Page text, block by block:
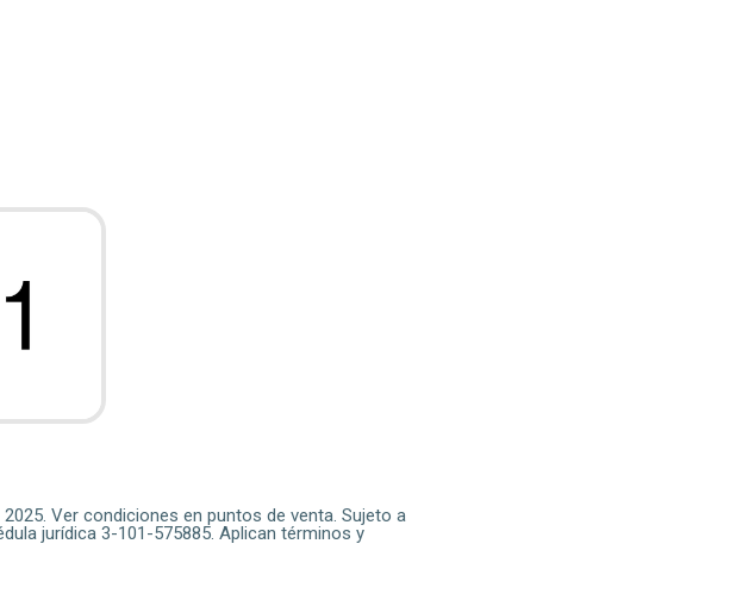
Ver condiciones en puntos de venta. Sujeto a
jurídica 3-101-575885. Aplican términos y